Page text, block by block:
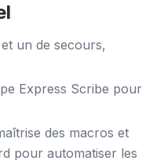
un de secours,
Express Scribe pour
des macros et
pour automatiser les